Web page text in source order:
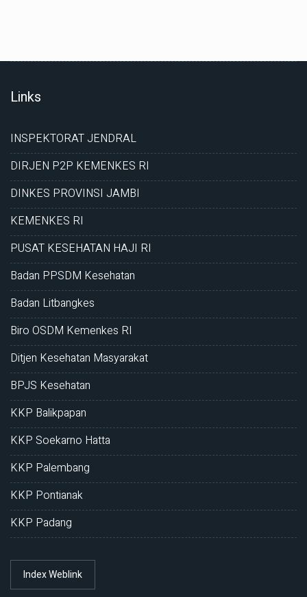
Links
INSPEKTORAT JENDRAL
DIRJEN P2P KEMENKES RI
DINKES PROVINSI JAMBI
KEMENKES RI
PUSAT KESEHATAN HAJI RI
Badan PPSDM Kesehatan
Badan Litbangkes
Biro OSDM Kemenkes RI
Ditjen Kesehatan Masyarakat
BPJS Kesehatan
KKP Balikpapan
KKP Soekarno Hatta
KKP Palembang
KKP Pontianak
KKP Padang
Index Weblink